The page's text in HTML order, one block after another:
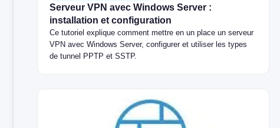
Serveur VPN avec Windows Server :
installation et configuration
Ce tutoriel explique comment mettre en un place un serveur
VPN avec Windows Server, configurer et utiliser les types
de tunnel PPTP et SSTP.